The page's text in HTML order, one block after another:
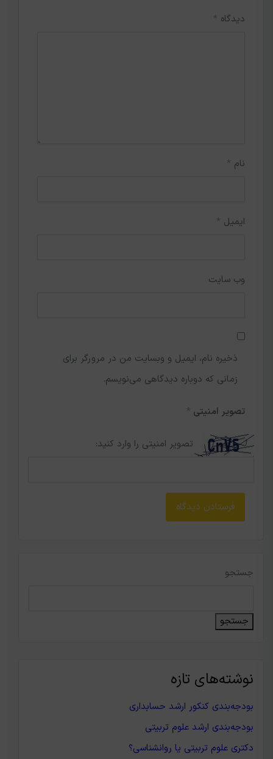
دیدگاه *
نام *
ایمیل *
وب‌ سایت
ذخیره نام، ایمیل و وبسایت من در مرورگر برای
زمانی که دوباره دیدگاهی می‌نویسم.
تصویر امنیتی *
تصویر امنیتی را وارد کنید:
جستجو
جستجو
نوشته‌های تازه
بودجه‌بندی کنکور ارشد حسابداری
بودجه‌بندی ارشد علوم تربیتی
دکتری علوم تربیتی یا روانشناسی؟